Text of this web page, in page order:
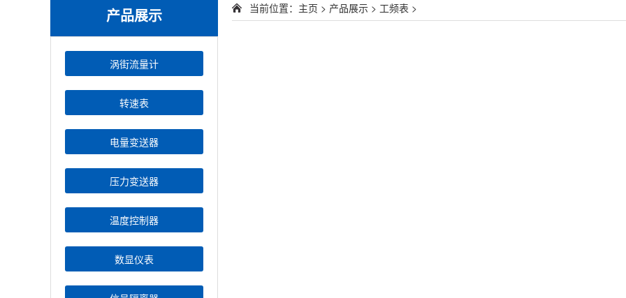
产品展示
涡街流量计
转速表
电量变送器
压力变送器
温度控制器
数显仪表
当前位置： 主页 > 产品展示 > 工频表 >